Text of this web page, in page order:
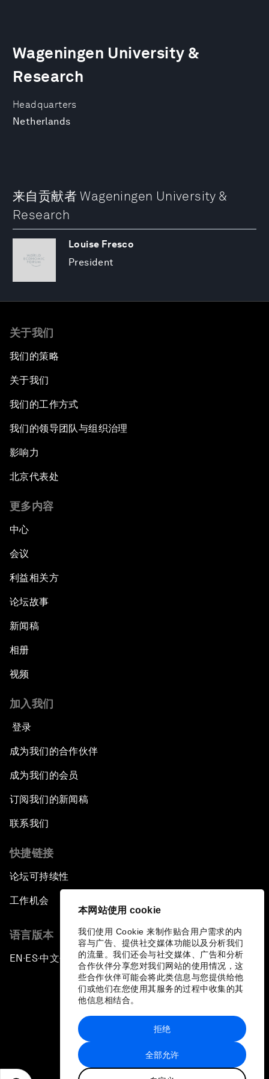
本网站使用 cookie
我们使用 Cookie 来制作贴合用户需求的内
容与广告、提供社交媒体功能以及分析我们
的流量。我们还会与社交媒体、广告和分析
合作伙伴分享您对我们网站的使用情况，这
些合作伙伴可能会将此类信息与您提供给他
们或他们在您使用其服务的过程中收集的其
他信息相结合。
全部允许
拒绝
Headquarters
Netherlands
Wageningen University &
Research
来自贡献者 Wageningen University &
Research
Louise Fresco
President
关于我们
我们的策略
关于我们
我们的工作方式
我们的领导团队与组织治理
影响力
北京代表处
更多内容
中心
会议
利益相关方
论坛故事
新闻稿
相册
视频
加入我们
登录
成为我们的合作伙伴
成为我们的会员
订阅我们的新闻稿
联系我们
快捷链接
论坛可持续性
工作机会
语言版本
EN ▪ ES▪中文▪ 日本語
站点地图